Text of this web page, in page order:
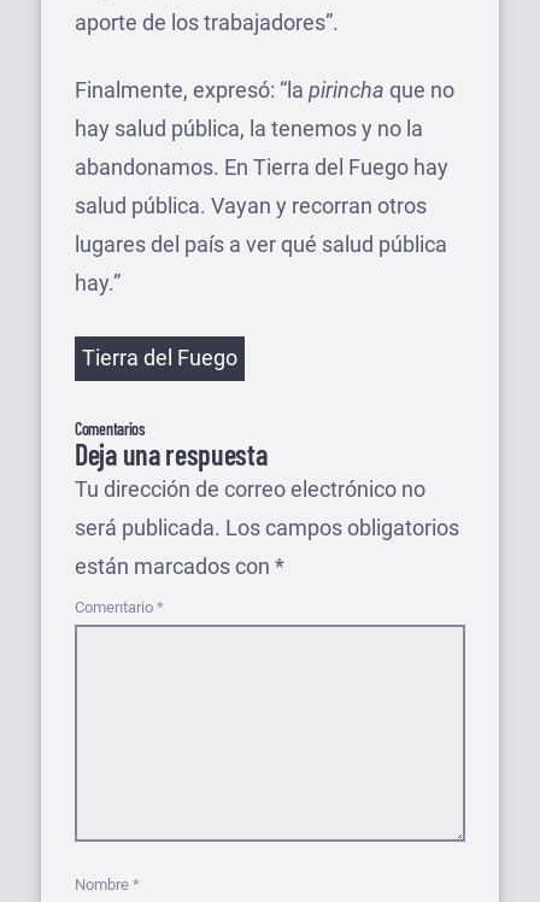
aporte de los trabajadores”.
Finalmente, expresó: “la pirincha que no
hay salud pública, la tenemos y no la
abandonamos. En Tierra del Fuego hay
salud pública. Vayan y recorran otros
lugares del país a ver qué salud pública
hay.”
Etiquetas
Tierra del Fuego
Comentarios
Deja una respuesta
Tu dirección de correo electrónico no
será publicada. Los campos obligatorios
están marcados con *
Comentario *
Nombre *